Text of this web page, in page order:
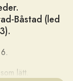
Båstad (led
lätt.